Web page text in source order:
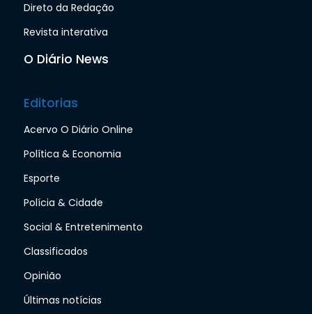
Direto da Redação
Revista interativa
O Diário News
Editorias
Acervo O Diário Online
Política & Economia
Esporte
Polícia & Cidade
Social & Entretenimento
Classificados
Opinião
Últimas notícias